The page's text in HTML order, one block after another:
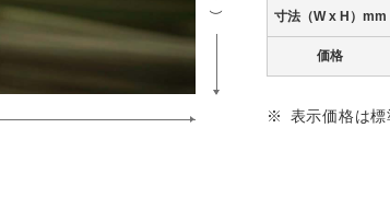
寸法（W x H）mm
価格
表示価格は標